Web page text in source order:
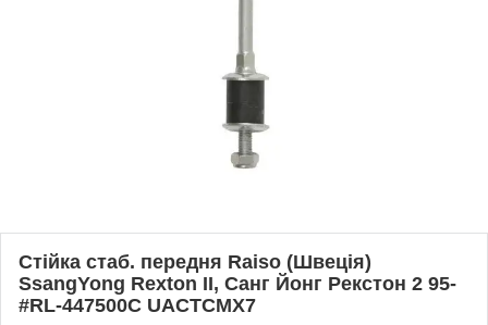
Стійка стаб. передня Raiso (Швеція)
SsangYong Rexton II, Санг Йонг Рекстон 2 95-
#RL-447500C UACTCMX7